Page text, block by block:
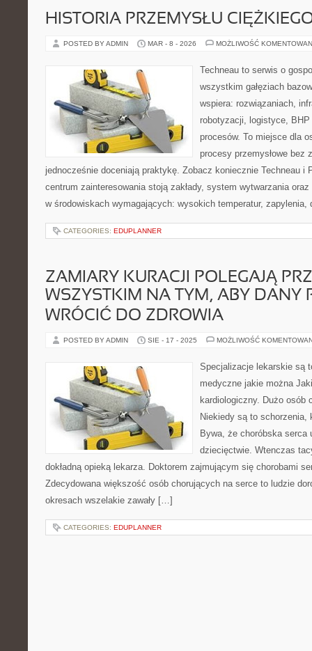
HISTORIA PRZEMYSŁU
POSTED BY ADMIN MAR - 8 - 2026 MOŻLIWOŚĆ
Techneau to serwis o
wszystkim gałęziach
wspiera: rozwiązaniach,
robotyzacji, logistyce,
procesów. To miejsce dla
procesy przemysłowe bez
jednocześnie doceniają praktykę. Zobacz koniecznie Techneau i
centrum zainteresowania stoją zakłady, system wytwarzania
w środowiskach wymagających: wysokich temperatur,
CATEGORIES: EDUPLANNER
ZAMIARY KURACJI POLEGAJĄ
WSZYSTKIM NA TYM, ABY DANY
WRÓCIĆ DO ZDROWIA
POSTED BY ADMIN SIE - 17 - 2025 MOŻLIWOŚĆ
Specjalizacje lekarskie są
medyczne jakie można
kardiologiczny. Dużo osób
Niekiedy są to schorzenia,
Bywa, że choróbska serca
dziecięctwie. Wtenczas
dokładną opieką lekarza. Doktorem zajmującym się chorobami
Zdecydowana większość osób chorujących na serce to ludzie
okresach wszelakie zawały […]
CATEGORIES: EDUPLANNER